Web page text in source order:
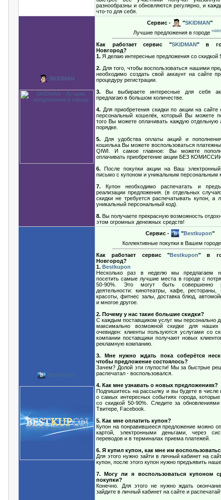
разнообразны и обновляются регулярно, и
что-то для себя.
SKIDMAN
Сервис - "SKIDMAN"
Лучшие предложения в городе
Как работает сервис "SKIDMAN" в
Новгород?
1. Я делаю интересные предложения со скидкой
2. Для того, чтобы воспользоваться нашими
необходимо создать свой аккаунт на сайте
процедуру регистрации.
3. Вы выбираете интересные для себя
предлагаю в большом количестве.
4. Для приобретения скидки по акции на
персональный кошелёк, который Вы можете
того Вы можете оплачивать каждую отдельную
порядке.
5. Для удобства оплаты акций и
кошелька Вы можете воспользоваться
QIWI. И самое главное: Вы можете
оплачивать приобретение акции БЕЗ
6. После покупки акции на Ваш
письмо с купоном и уникальным персональным
7. Купон необходимо распечатать и
реализации предложения. (в отдельных
скидки не требуется распечатывать купон, а
уникальный персональный код).
8. Вы получаете прекрасную возможность
этом огромных денежных средств!
Bestkupon
Сервис - "Bestkupon"
Коллективные покупки в Вашем
Как работает сервис "Bestkupon" в
Новгород?
1. Bestkupon
Несколько раз в неделю мы предлагаем
посетить самые лучшие места в городе с
50-90%. Это могут быть совершенно
деятельности: кинотеатры, кафе, рестораны,
красоты, фитнес залы, доставка блюд,
и многое другое.
2. Почему у нас такие большие скидки?
С каждым поставщиком услуг мы персонально
максимально возможной скидке для наших
очевиден: клиенты пользуются услугами со
компании поставщики получают новых
рекламную компанию.
3. Мне нужно ждать пока соберётся
чтобы предложение состоялось?
Зачем? Долой эти глупости! Мы за быстрые
распечатал - воспользовался.
4. Как мне узнавать о новых предложениях?
Подпишитесь на рассылку и вы будете в числе
о самых интересных событиях города,
со скидкой 50-90%. Следите за
Твитере, Facebook.
5. Как мне оплатить купон?
Купон на понравившееся предложение можно
картой, электронными деньгами, через
переводов и в терминалах приема платежей.
6. Я купил купон, как мне им
Для этого нужно зайти в личный кабинет на
купон, после этого купон нужно предъявить
7. Могу ли я воспользоваться купоном
покупки?
Конечно. Для этого не нужно ждать
зайдите в личный кабинет на сайте и